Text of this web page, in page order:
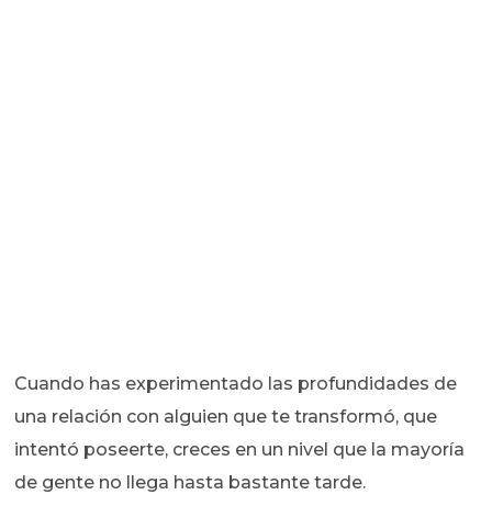
Cuando has experimentado las profundidades de
una relación con alguien que te transformó, que
intentó poseerte, creces en un nivel que la mayoría
de gente no llega hasta bastante tarde.